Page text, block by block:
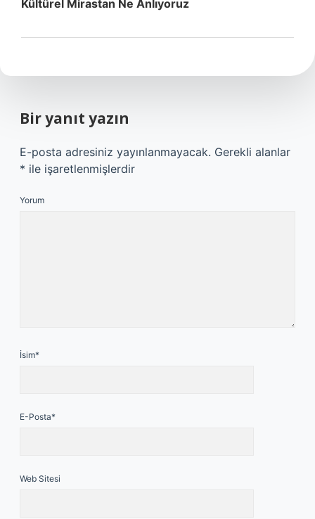
Kültürel Mirastan Ne Anlıyoruz
Bir yanıt yazın
E-posta adresiniz yayınlanmayacak. Gerekli alanlar
* ile işaretlenmişlerdir
Yorum
İsim*
E-Posta*
Web Sitesi